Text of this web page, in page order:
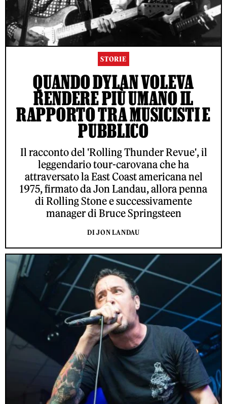
STORIE
QUANDO DYLAN VOLEVA
RENDERE PIÙ UMANO IL
RAPPORTO TRA MUSICISTI E
PUBBLICO
Il racconto del 'Rolling Thunder Revue', il
leggendario tour-carovana che ha
attraversato la East Coast americana nel
1975, firmato da Jon Landau, allora penna
di Rolling Stone e successivamente
manager di Bruce Springsteen
DI JON LANDAU